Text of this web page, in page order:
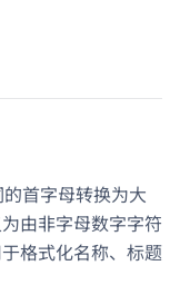
首字母转换为大
由非字母数字字符
格式化名称、标题